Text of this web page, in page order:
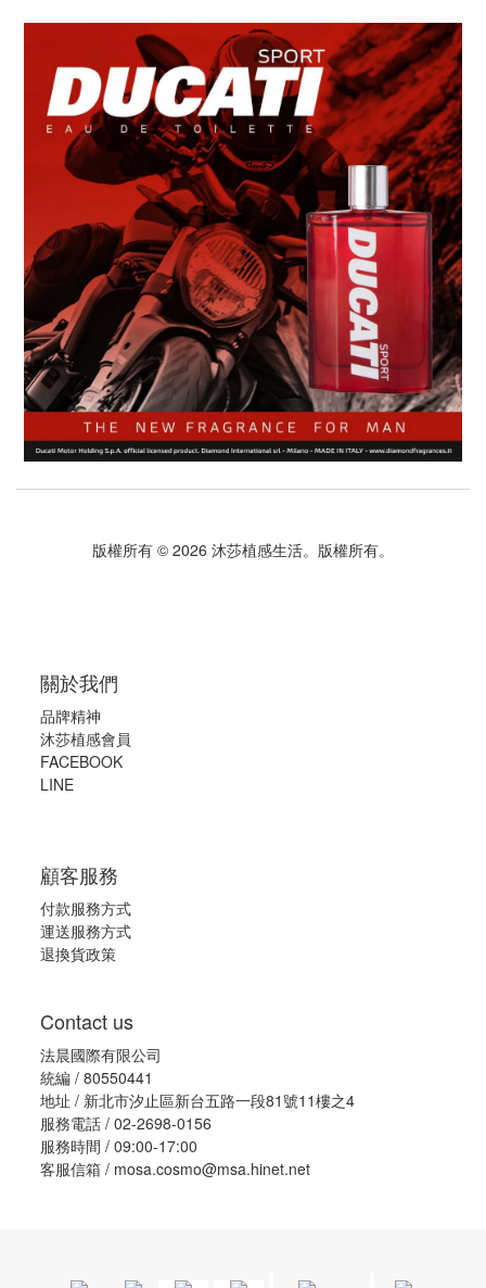
版權所有 © 2026 沐莎植感生活。版權所有。
關於我們
品牌精神
沐莎植感會員
FACEBOOK
LINE
顧客服務
付款服務方式
運送服務方式
退換貨政策
Contact us
法晨國際有限公司
統編 / 80550441
地址 / 新北市汐止區新台五路一段81號11樓之4
服務電話 / 02-2698-0156
服務時間 / 09:00-17:00
客服信箱 / mosa.cosmo@msa.hinet.net